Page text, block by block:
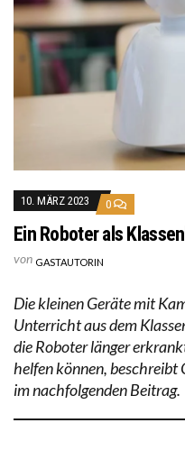
10. MÄRZ 2023 0
Ein Roboter als
von GASTAUTORIN
Die kleinen Geräte mit
Unterricht aus dem
die Roboter länger
helfen können,
im nachfolgenden Beitrag.